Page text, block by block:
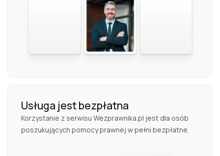
Usługa jest bezpłatna
Korzystanie z serwisu Wezprawnika.pl jest dla osób
poszukujących pomocy prawnej w pełni bezpłatne.